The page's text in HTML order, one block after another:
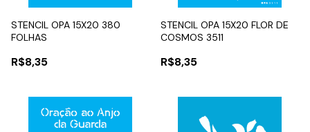
STENCIL OPA 15X20 380
FOLHAS
R$8,35
STENCIL OPA 15X20 FLOR DE
COSMOS 3511
R$8,35